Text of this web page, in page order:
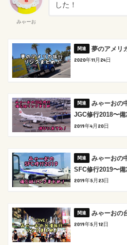
みゃーお
した！
夢のアメリ
2020年11月24日
みゃーおの
JGC修行2018〜
2019年4月20日
みゃーおの
SFC修行2019〜
2019年5月23日
みゃーおの
2019年5月12日